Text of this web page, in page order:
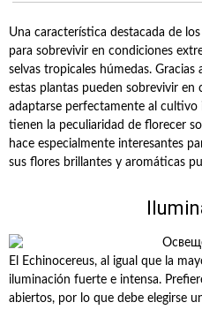
Una característica destacada de
para sobrevivir en condiciones
selvas tropicales húmedas.
estas plantas pueden sobrevivir en
adaptarse perfectamente al cultivo
tienen la peculiaridad de florecer
hace especialmente interesantes
sus flores brillantes y aromáticas
El Echinocereus, al igual que la
iluminación fuerte e intensa.
abiertos, por lo que debe elegirse